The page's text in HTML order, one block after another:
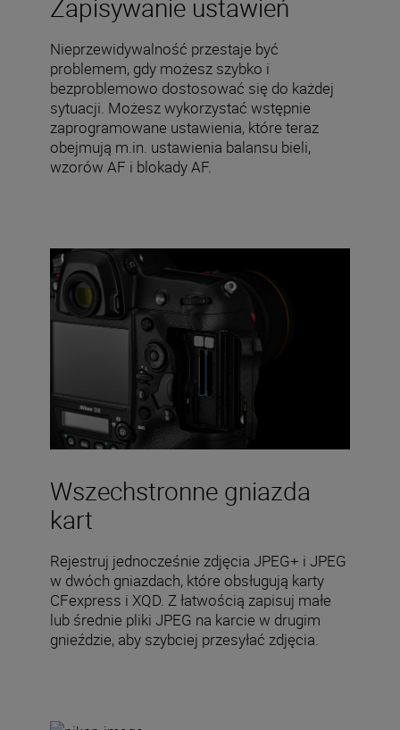
Zapisywanie ustawień
Nieprzewidywalność przestaje być
problemem, gdy możesz szybko i
bezproblemowo dostosować się do każdej
sytuacji. Możesz wykorzystać wstępnie
zaprogramowane ustawienia, które teraz
obejmują m.in. ustawienia balansu bieli,
wzorów AF i blokady AF.
Wszechstronne gniazda
kart
Rejestruj jednocześnie zdjęcia JPEG+ i JPEG
w dwóch gniazdach, które obsługują karty
CFexpress i XQD. Z łatwością zapisuj małe
lub średnie pliki JPEG na karcie w drugim
gnieździe, aby szybciej przesyłać zdjęcia.